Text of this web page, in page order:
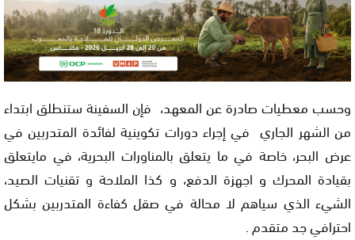
وحسب معطيات صادرة عن المعهد، فإن السفينة ستنطلق ابتداء
من الشهر الجاري في إجراء دورات تكوينية لفائدة المتدربين في
عرض البحر، خاصة في ما يتعلق بالمناورات البحرية، في مايتعلق
بقيادة المحرك و اجهزة الدفع، و كذا الملاحة و تقنيات الصيد،
الشيء الذي سياهم لا محالة في صقل كفاءة المتدربين بشكل
احترافي جد متقدم .